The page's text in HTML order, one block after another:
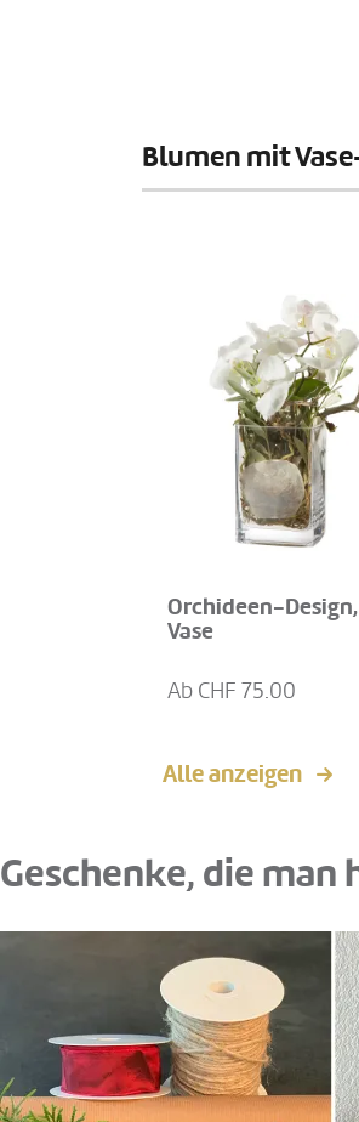
Blumen mit
Orchideen-
Vase
Ab CHF 75.00
Alle anzeigen
Geschenke, die